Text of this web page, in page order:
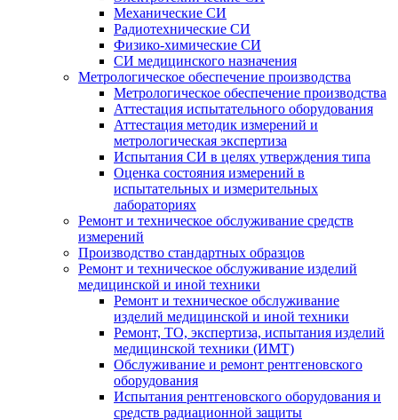
Механические СИ
Радиотехнические СИ
Физико-химические СИ
СИ медицинского назначения
Метрологическое обеспечение производства
Метрологическое обеспечение производства
Аттестация испытательного оборудования
Аттестация методик измерений и
метрологическая экспертиза
Испытания СИ в целях утверждения типа
Оценка состояния измерений в
испытательных и измерительных
лабораториях
Ремонт и техническое обслуживание средств
измерений
Производство стандартных образцов
Ремонт и техническое обслуживание изделий
медицинской и иной техники
Ремонт и техническое обслуживание
изделий медицинской и иной техники
Ремонт, ТО, экспертиза, испытания изделий
медицинской техники (ИМТ)
Обслуживание и ремонт рентгеновского
оборудования
Испытания рентгеновского оборудования и
средств радиационной защиты